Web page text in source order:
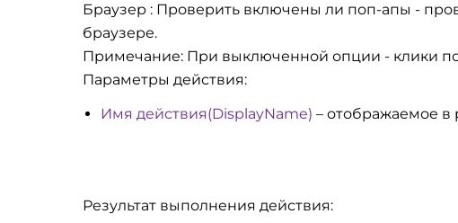
Браузер : Проверить включены ли поп-апы -
браузере.
Примечание: При выключенной опции - клики
Параметры действия:
Имя действия(DisplayName) – отображаемое в
Результат выполнения действия: